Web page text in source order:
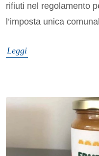
rifiuti nel regolamento
l’imposta unica
Leggi